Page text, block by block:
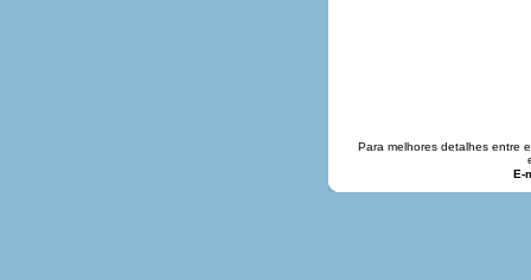
Para melhores detalhes entre
E-